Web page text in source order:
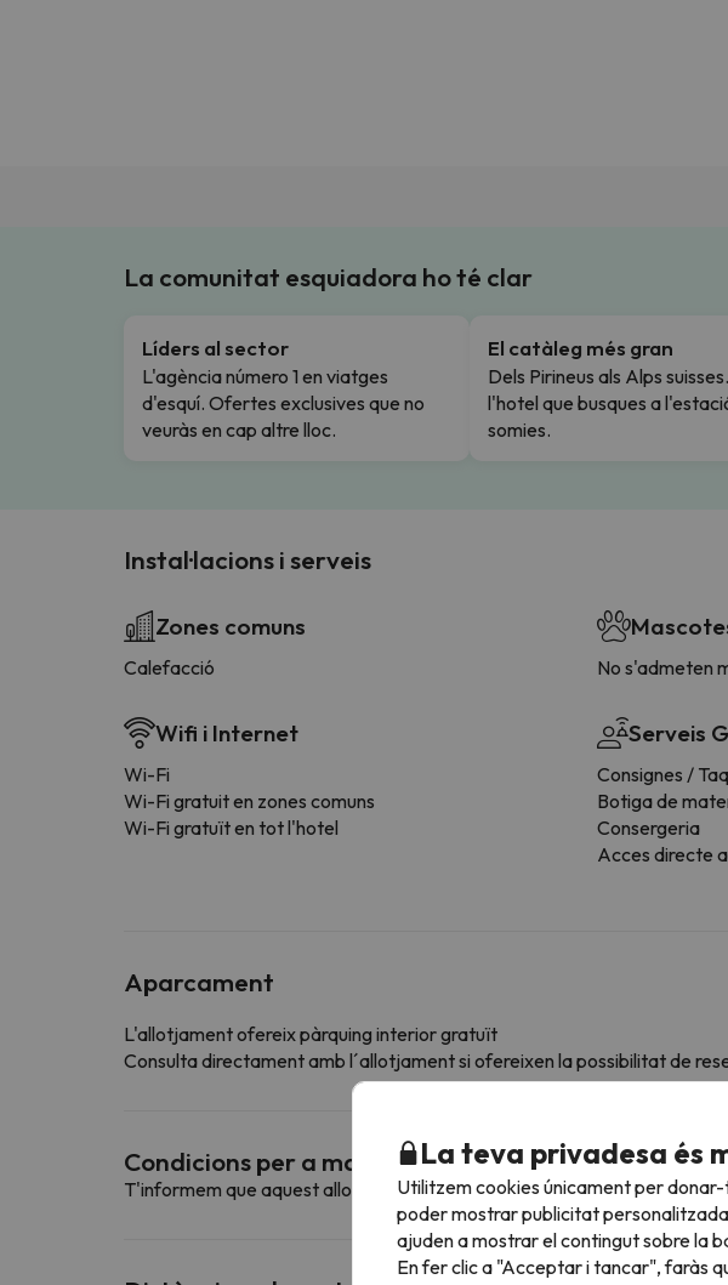
La comunitat esquiadora ho té clar
Líders al sector
L'agència número 1 en viatges
d'esquí. Ofertes exclusives que no
veuràs en cap altre lloc.
El catàleg més gran
Dels Pirineus als Alps
l'hotel que busques a
somies.
Instal·lacions i serveis
Zones comuns
Calefacció
Wifi i Internet
Wi-Fi
Wi-Fi gratuit en zones comuns
Wi-Fi gratuït en tot l'hotel
No s'admeten
Serveis
Consignes /
Botiga de
Consergeria
Acces directe
Aparcament
L'allotjament ofereix pàrquing interior gratuït
Consulta directament amb l´allotjament si ofereixen la possibilitat de
Condicions per a mascotes
T'informem que aquest allotjament no admet mascotes.
La teva privadesa és
Utilitzem cookies únicament per
poder mostrar publicitat
ajuden a mostrar el contingut sobre la
En fer clic a "Acceptar i tancar", faràs